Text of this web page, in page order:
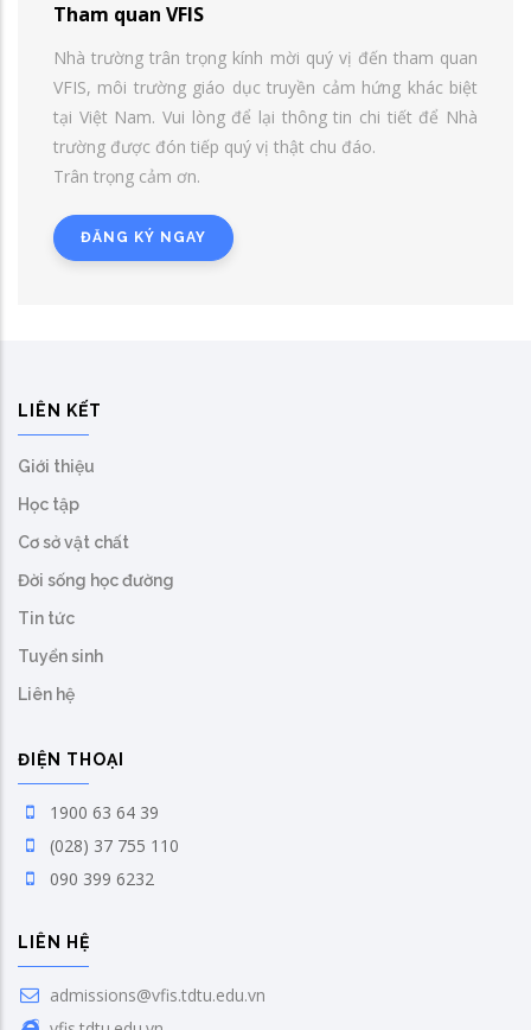
Tham quan VFIS
Nhà trường trân trọng kính mời quý vị đến tham quan
VFIS, môi trường giáo dục truyền cảm hứng khác biệt
tại Việt Nam. Vui lòng để lại thông tin chi tiết để Nhà
trường được đón tiếp quý vị thật chu đáo.
Trân trọng cảm ơn.
ĐĂNG KÝ NGAY
LIÊN KẾT
Giới thiệu
Học tập
Cơ sở vật chất
Đời sống học đường
Tin tức
Tuyển sinh
Liên hệ
ĐIỆN THOẠI
1900 63 64 39
(028) 37 755 110
090 399 6232
LIÊN HỆ
admissions@vfis.tdtu.edu.vn